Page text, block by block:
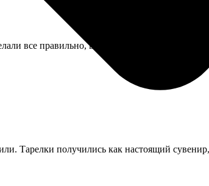
все правильно, визу дали, так что сервис
Тарелки получились как настоящий